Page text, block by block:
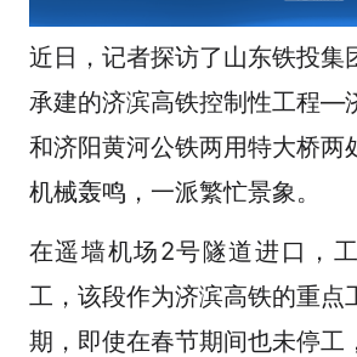
近日，记者探访了山东铁投集
承建的济滨高铁控制性工程—
和济阳黄河公铁两用特大桥两
机械轰鸣，一派繁忙景象。
在遥墙机场2号隧道进口，
工，该段作为济滨高铁的重点
期，即使在春节期间也未停工